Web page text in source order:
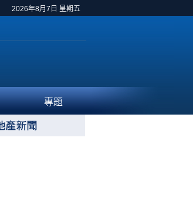
2026年8月7日 星期五
專題